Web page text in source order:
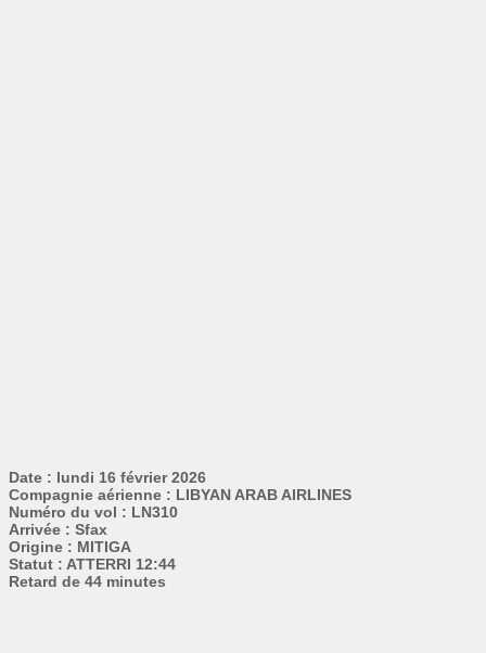
Date : lundi 16 février 2026
Compagnie aérienne : LIBYAN ARAB AIRLINES
Numéro du vol : LN310
Arrivée : Sfax
Origine : MITIGA
Statut : ATTERRI 12:44
Retard de 44 minutes